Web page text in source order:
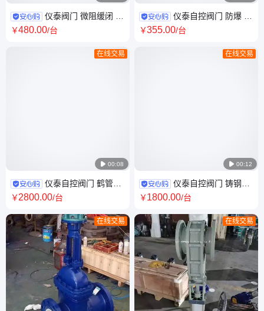
仪泰阀门 微阻缓闭 球
墨铸铁材质 球形止回阀 HQ45X
￥480.00/台
 00:08
在线交易
仪泰自控阀门 鹤管用
不锈钢 低温紧急拉断阀 DL41F
￥2800.00/台
在线交易
仪泰自控阀门 防爆 不
锈钢材质 天然气阻火器 FPB
￥355.00/台
 00:12
在线交易
仪泰自控阀门 铸钢材
质 止回用 水上式底阀 SSDF-I
￥1800.00/台
在线交易